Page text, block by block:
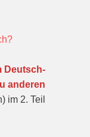
Deutsch-
anderen
im 2. Teil